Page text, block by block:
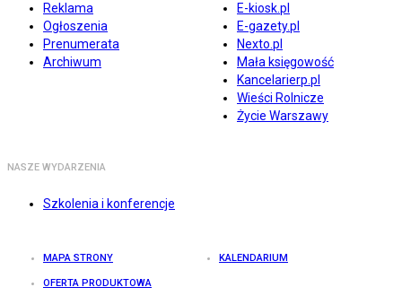
Reklama
Ogłoszenia
Prenumerata
Archiwum
E-kiosk.pl
E-gazety.pl
Nexto.pl
Mała księgowość
Kancelarierp.pl
Wieści Rolnicze
Życie Warszawy
NASZE WYDARZENIA
Szkolenia i konferencje
MAPA STRONY KALENDARIUM
OFERTA PRODUKTOWA